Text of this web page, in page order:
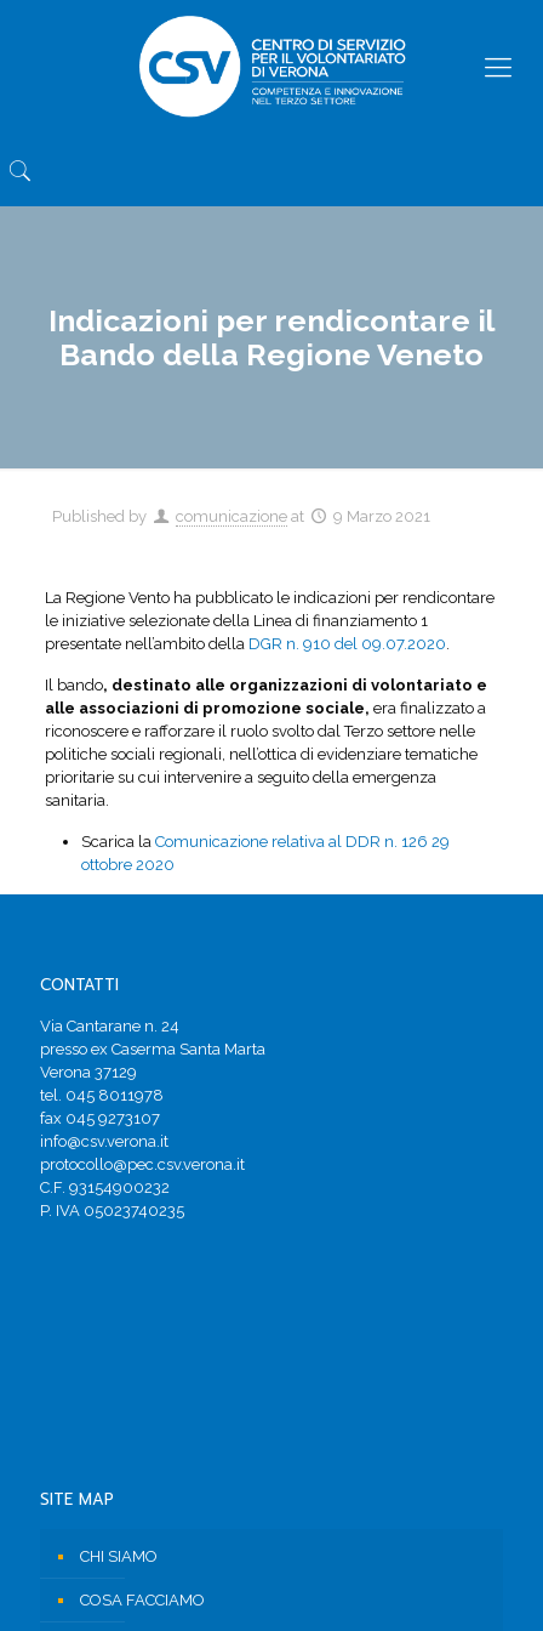
Indicazioni per rendicontare il
Bando della Regione Veneto
Published by comunicazione at 9 Marzo 2021
La Regione Vento ha pubblicato le indicazioni per rendicontare
le iniziative selezionate della Linea di finanziamento 1
presentate nell’ambito della DGR n. 910 del 09.07.2020.
Il bando, destinato alle organizzazioni di volontariato e
alle associazioni di promozione sociale, era finalizzato a
riconoscere e rafforzare il ruolo svolto dal Terzo settore nelle
politiche sociali regionali, nell’ottica di evidenziare tematiche
prioritarie su cui intervenire a seguito della emergenza
sanitaria.
Scarica la Comunicazione relativa al DDR n. 126 29
ottobre 2020
CONTATTI
Via Cantarane n. 24
presso ex Caserma Santa Marta
Verona 37129
tel. 045 8011978
fax 045 9273107
info@csv.verona.it
protocollo@pec.csv.verona.it
C.F. 93154900232
P. IVA 05023740235
SITE MAP
CHI SIAMO
COSA FACCIAMO